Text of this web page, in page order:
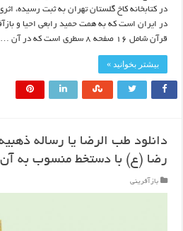
در کتابخانه کاخ گلستان تهران به ثبت رسیده،
در ایران است که به همت حمید رابعی احیا و
قرآن شامل ۱۶ صفحه ۸ سطری است که در آن …
بیشتر بخوانید »
دانلود طب الرضا یا رساله‌
رضا (ع) با دستخط منسوب به
بازآفرینی